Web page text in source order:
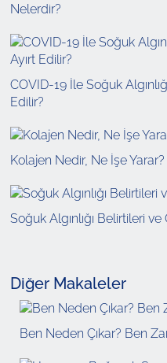
Nelerdir?
COVID-19 İle Soğuk
Edilir?
Kolajen Nedir, Ne İşe
Soğuk Algınlığı Belirtileri
Diğer Makaleler
Ben Neden Çıkar? Ben